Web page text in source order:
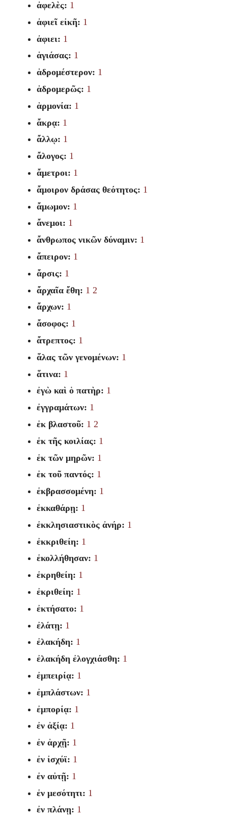
ἀφελὲς: 1
ἀφιεῖ εἰκῆ: 1
ἀφιει: 1
ἁγιάσας: 1
ἁδρομέστερον: 1
ἁδρομερῶς: 1
ἁρμονία: 1
ἄκρᾳ: 1
ἄλλῳ: 1
ἄλογος: 1
ἄμετροι: 1
ἄμοιρον δράσας θεότητος: 1
ἄμωμον: 1
ἄνεμοι: 1
ἄνθρωπος νικῶν δύναμιν: 1
ἄπειρον: 1
ἄρσις: 1
ἄρχαῖα ἔθη: 1 2
ἄρχων: 1
ἄσοφος: 1
ἄτρεπτος: 1
ἅλας τῶν γενομένων: 1
ἅτινα: 1
ἐγὼ καὶ ὁ πατὴρ: 1
ἐγγραμάτων: 1
ἐκ βλαστοῦ: 1 2
ἐκ τῆς κοιλίας: 1
ἐκ τῶν μηρῶν: 1
ἐκ τοῦ παντός: 1
ἐκβρασσομένη: 1
ἐκκαθάρῃ: 1
ἐκκλησιαστικὸς ἀνήρ: 1
ἐκκριθείη: 1
ἐκολλήθησαν: 1
ἐκρηθείη: 1
ἐκριθείη: 1
ἐκτήσατο: 1
ἐλάτῃ: 1
ἐλακήδη: 1
ἐλακήδη ἐλογχιάσθη: 1
ἐμπειρίᾳ: 1
ἐμπλάστων: 1
ἐμπορίᾳ: 1
ἐν ἀξίᾳ: 1
ἐν ἀρχῇ: 1
ἐν ἰσχύϊ: 1
ἐν αὐτῇ: 1
ἐν μεσότητι: 1
ἐν πλάνῃ: 1